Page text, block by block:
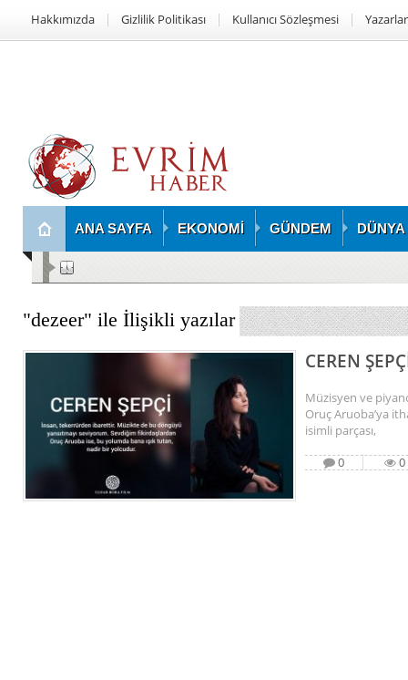
Hakkımızda Gizlilik Politikası Kullanıcı Sözleşmesi Yazarlar
ANA SAYFA EKONOMİ GÜNDEM DÜNYA
"dezeer" ile İlişikli yazılar
CEREN
Müzisyen ve
Oruç Aruoba’ya
isimli parçası,
0
0